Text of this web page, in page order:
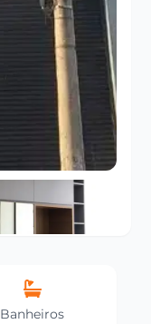
Banheiros